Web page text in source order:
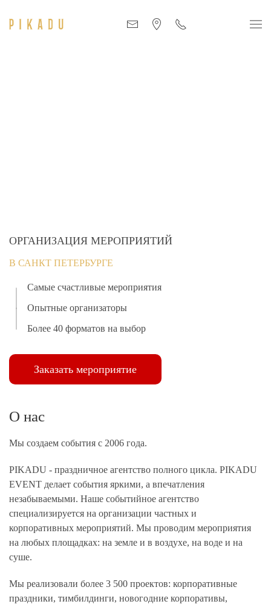
ОРГАНИЗАЦИЯ МЕРОПРИЯТИЙ
В САНКТ ПЕТЕРБУРГЕ
Самые счастливые мероприятия
Опытные организаторы
Более 40 форматов на выбор
Заказать мероприятие
О нас
Мы создаем события с 2006 года.
PIKADU - праздничное агентство полного цикла. PIKADU
EVENT делает события яркими, а впечатления
незабываемыми. Наше событийное агентство
специализируется на организации частных и
корпоративных мероприятий. Мы проводим мероприятия
на любых площадках: на земле и в воздухе, на воде и на
суше.
Мы реализовали более 3 500 проектов: корпоративные
праздники, тимбилдинги, новогодние корпоративы,